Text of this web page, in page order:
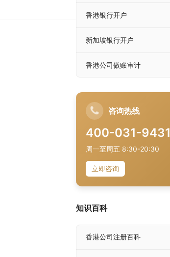
香港银行开户
新加坡银行开户
香港公司做账审计
咨询热线
400-031-9431
周一至周五 8:30-20:30
立即咨询
知识百科
香港公司注册百科